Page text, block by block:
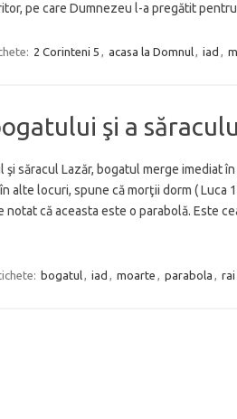
pe care Dumnezeu l-a pregătit
2 Corinteni 5 , acasa la Domnul, iad ,
şi a
săracul Lazăr, bogatul merge imediat
alte locuri, spune că morţii dorm ( Luca
notat că aceasta este o parabolă. Este
bogatul, iad , moarte , parabola , rai